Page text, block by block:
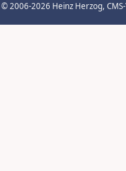
© 2006-2026 Heinz Herzog,